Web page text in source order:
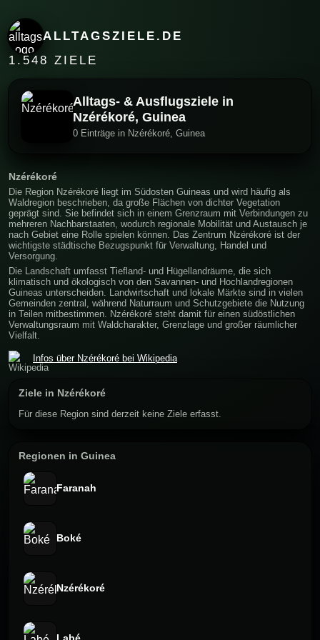
ALLTAGSZIELE.DE
1.548 ZIELE
Alltags- & Ausflugsziele in
Nzérékoré, Guinea
0 Einträge in Nzérékoré, Guinea
Nzérékoré
Die Region Nzérékoré liegt im Südosten Guineas und wird häufig als
Waldregion beschrieben, da große Flächen von dichter Vegetation
geprägt sind. Sie befindet sich in einem Grenzraum mit Verbindungen zu
mehreren Nachbarstaaten, wodurch regionale Mobilität und Austausch je
nach Gebiet eine Rolle spielen können. Das Zentrum Nzérékoré ist der
wichtigste städtische Bezugspunkt für Verwaltung, Handel und
Versorgung.
Die Landschaft umfasst Tiefland- und Hügellandräume, die sich
klimatisch und ökologisch von den Savannen- und Hochlandregionen
Guineas unterscheiden. Landwirtschaft und lokale Märkte sind in vielen
Gemeinden zentral, während Naturraum und Schutzgebiete die Nutzung
in Teilen mitbestimmen. Nzérékoré steht damit für einen südöstlichen
Verwaltungsraum mit Waldcharakter, Grenzlage und großer räumlicher
Vielfalt.
Infos über Nzérékoré bei Wikipedia
Ziele in Nzérékoré
Für diese Region sind derzeit keine Ziele erfasst.
Regionen in Guinea
Faranah
Boké
Nzérékoré